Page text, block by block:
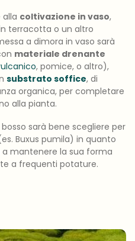
coltivazione in vaso,
terracotta o un altro
a dimora in vaso sarà
materiale drenante
, pomice, o altro),
substrato soffice, di
organica, per completare
alla pianta.
sarà bene scegliere per
Buxus pumila) in quanto
mantenere la sua forma
a frequenti potature.